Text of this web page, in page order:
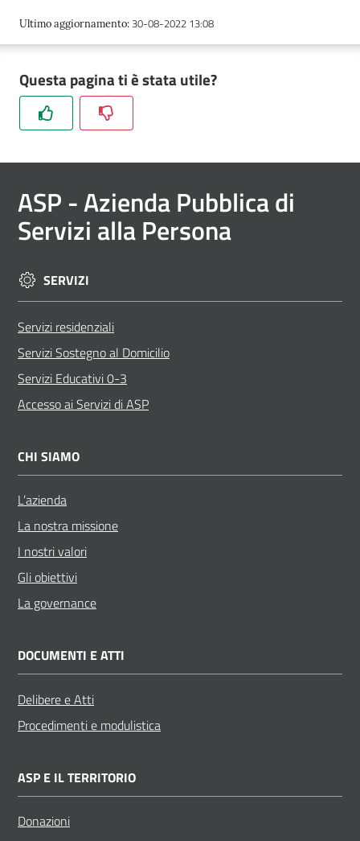
Ultimo aggiornamento: 30-08-2022 13:08
Questa pagina ti è stata utile?
ASP - Azienda Pubblica di
Servizi alla Persona
SERVIZI
Servizi residenziali
Servizi Sostegno al Domicilio
Servizi Educativi 0-3
Accesso ai Servizi di ASP
CHI SIAMO
L’azienda
La nostra missione
I nostri valori
Gli obiettivi
La governance
DOCUMENTI E ATTI
Delibere e Atti
Procedimenti e modulistica
ASP E IL TERRITORIO
Donazioni